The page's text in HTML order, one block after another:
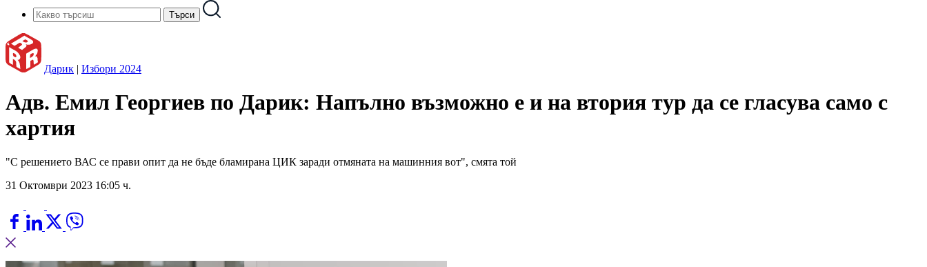
Дарик | Избори 2024
Адв. Емил Георгиев по Дарик: Напълно възможно е и на втория тур да се гласува само с
хартия
"С решението ВАС се прави опит да не бъде бламирана ЦИК заради отмяната на машинния вот", смята той
31 Октомври 2023 16:05 ч.